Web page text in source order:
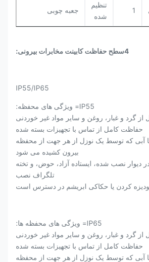
1
تنظیم
شده
جعبه چوبی
4سطح حفاظت کابینت مخابرات بیرونی:
IP55/IP65
IP55= ویژگی های محفظه:
گرد و غبار، روغن و سایر مواد غیر خوردنی
حفاظت کامل از تماس با تجهیزات بسته شده
آبی که توسط یک نوزل از هر جهت از محفظه
بیرون کشیده می شود
دیوار نصب شده، ایستاده آزاد، حوض، و تخته
تلگراف نصب
کردن یا حکاکی ابریشم در دسترس است
IP65= ویژگی های محفظه ها:
گرد و غبار، روغن و سایر مواد غیر خوردنی
حفاظت کامل از تماس با تجهیزات بسته شده
آبی که توسط یک نوزل از هر جهت از محفظه